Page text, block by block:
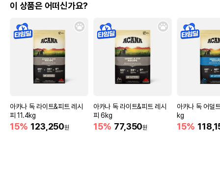
이 상품은 어떠신가요?
아카나 독 라이트&피트 레시
피 11.4kg
15% 123,250원
아카나 독 라이트&피트 레시
피 6kg
15% 77,350원
아카나 독 어덜
kg
15%